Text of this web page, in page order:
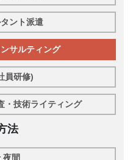
ント派遣
サルティング
員研修)
・技術ライティング
法
夜間